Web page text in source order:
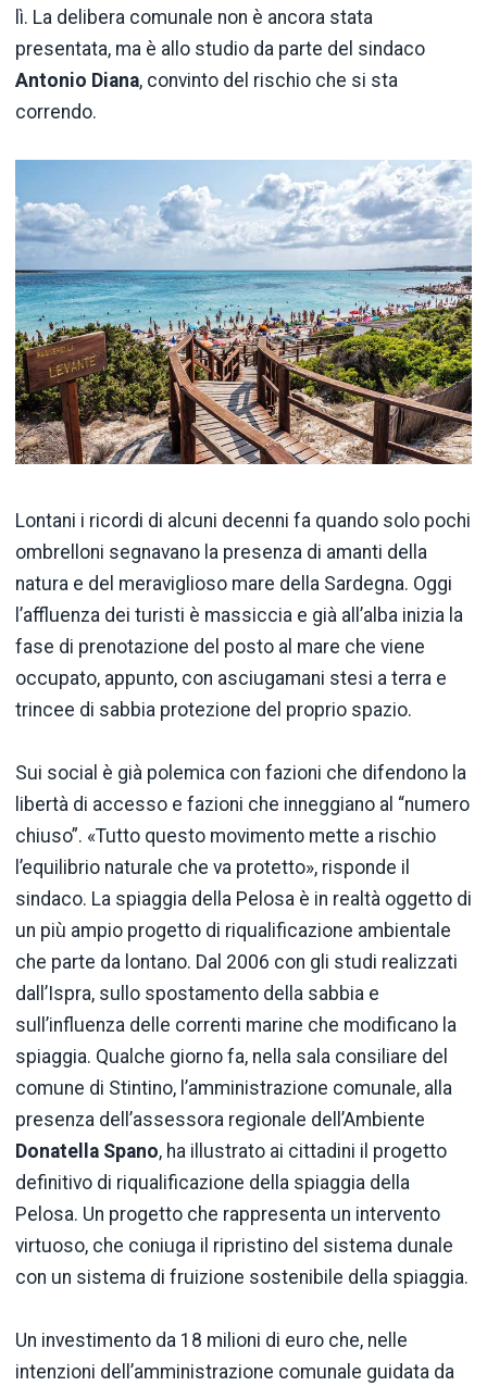
lì. La delibera comunale non è ancora stata
presentata, ma è allo studio da parte del sindaco
Antonio Diana, convinto del rischio che si sta
correndo.
Lontani i ricordi di alcuni decenni fa quando solo pochi
ombrelloni segnavano la presenza di amanti della
natura e del meraviglioso mare della Sardegna. Oggi
l’affluenza dei turisti è massiccia e già all’alba inizia la
fase di prenotazione del posto al mare che viene
occupato, appunto, con asciugamani stesi a terra e
trincee di sabbia protezione del proprio spazio.
Sui social è già polemica con fazioni che difendono la
libertà di accesso e fazioni che inneggiano al “numero
chiuso”. «Tutto questo movimento mette a rischio
l’equilibrio naturale che va protetto», risponde il
sindaco. La spiaggia della Pelosa è in realtà oggetto di
un più ampio progetto di riqualificazione ambientale
che parte da lontano. Dal 2006 con gli studi realizzati
dall’Ispra, sullo spostamento della sabbia e
sull’influenza delle correnti marine che modificano la
spiaggia. Qualche giorno fa, nella sala consiliare del
comune di Stintino, l’amministrazione comunale, alla
presenza dell’assessora regionale dell’Ambiente
Donatella Spano, ha illustrato ai cittadini il progetto
definitivo di riqualificazione della spiaggia della
Pelosa. Un progetto che rappresenta un intervento
virtuoso, che coniuga il ripristino del sistema dunale
con un sistema di fruizione sostenibile della spiaggia.
Un investimento da 18 milioni di euro che, nelle
intenzioni dell’amministrazione comunale guidata da